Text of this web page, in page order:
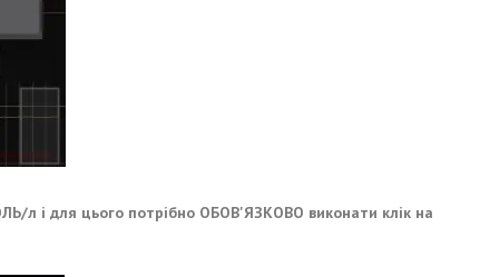
л і для цього потрібно ОБОВ'ЯЗКОВО виконати клік на